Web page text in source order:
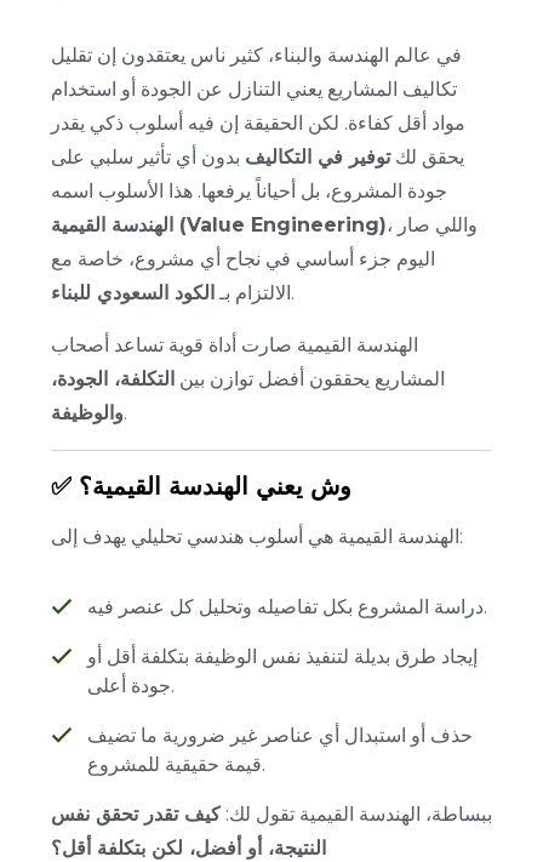
في عالم الهندسة والبناء، كثير ناس يعتقدون إن تقليل
تكاليف المشاريع يعني التنازل عن الجودة أو استخدام
مواد أقل كفاءة. لكن الحقيقة إن فيه أسلوب ذكي يقدر
يحقق لكتوفير في التكاليف بدون أي تأثير سلبي على
جودة المشروع، بل أحياناً يرفعها. هذا الأسلوب اسمه
الهندسة القيمية (Value Engineering)، واللي صار
اليوم جزء أساسي في نجاح أي مشروع، خاصة مع
الالتزام بـ الكود السعودي للبناء .
الهندسة القيمية صارت أداة قوية تساعد أصحاب
المشاريع يحققون أفضل توازن بين التكلفة، الجودة،
والوظيفة.
✅ وش يعني الهندسة القيمية؟
الهندسة القيمية هي أسلوب هندسي تحليلي يهدف إلى:
دراسة المشروع بكل تفاصيله وتحليل كل عنصر فيه.
إيجاد طرق بديلة لتنفيذ نفس الوظيفة بتكلفة أقل أو
جودة أعلى.
حذف أو استبدال أي عناصر غير ضرورية ما تضيف
قيمة حقيقية للمشروع.
ببساطة، الهندسة القيمية تقول لك: كيف تقدر تحقق نفس
النتيجة، أو أفضل، لكن بتكلفة أقل؟